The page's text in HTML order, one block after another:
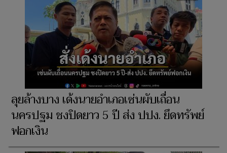
ลุยล้างบาง เด้งนายอำเภอเซ่นผับเถื่อน
นครปฐม ชงปิดยาว 5 ปี ส่ง ปปง. ยึดทรัพย์
ฟอกเงิน